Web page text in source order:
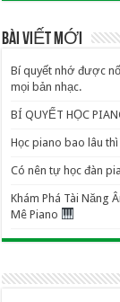
BÀI VIẾT MỚI
Bí quyết nhớ được
mọi bản nhạc.
BÍ QUYẾT HỌC
Học piano bao lâu
Có nên tự học đàn
Khám Phá Tài Năng
Mê Piano